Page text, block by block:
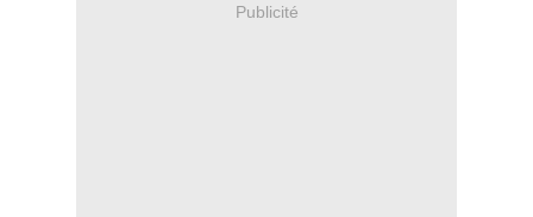
Publicité